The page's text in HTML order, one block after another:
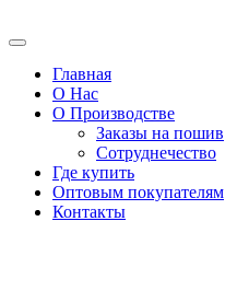
Главная
О Нас
О Производстве
Заказы на пошив
Сотруднечество
Где купить
Оптовым покупателям
Контакты